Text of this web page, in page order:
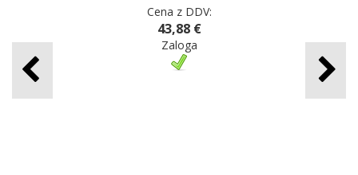
Cena z DDV:
43,88 €
Zaloga